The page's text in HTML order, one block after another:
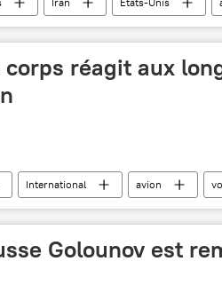
Hassan Rohani
réagit aux
International avion
maladies
Golounov est